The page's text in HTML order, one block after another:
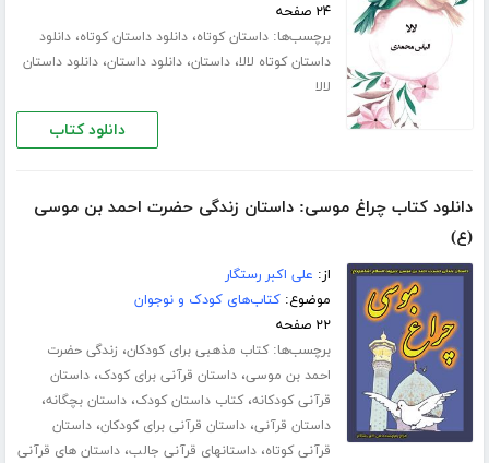
۲۴ صفحه
برچسب‌ها:داستان کوتاه،دانلود داستان کوتاه،دانلود
داستان کوتاه لالا،داستان،دانلود داستان،دانلود داستان
لالا
دانلود کتاب
دانلود کتاب چراغ موسی: داستان زندگی حضرت احمد بن موسی
(ع)
از: علی اکبر رستگار
موضوع:کتاب‌های کودک و نوجوان
۲۲ صفحه
برچسب‌ها:کتاب مذهبی برای کودکان، زندگی حضرت
احمد بن موسی،داستان قرآنی برای کودک،داستان
قرآنی کودکانه،کتاب داستان کودک،داستان بچگانه،
داستان قرآنی،داستان قرآنی برای کودکان،داستان
قرآنی کوتاه،داستانهای قرآنی جالب،داستان های قرآنی